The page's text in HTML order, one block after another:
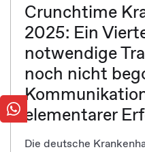
Crunchtime
2025: Ein
notwendige
noch nicht
elementarer
Die deutsche